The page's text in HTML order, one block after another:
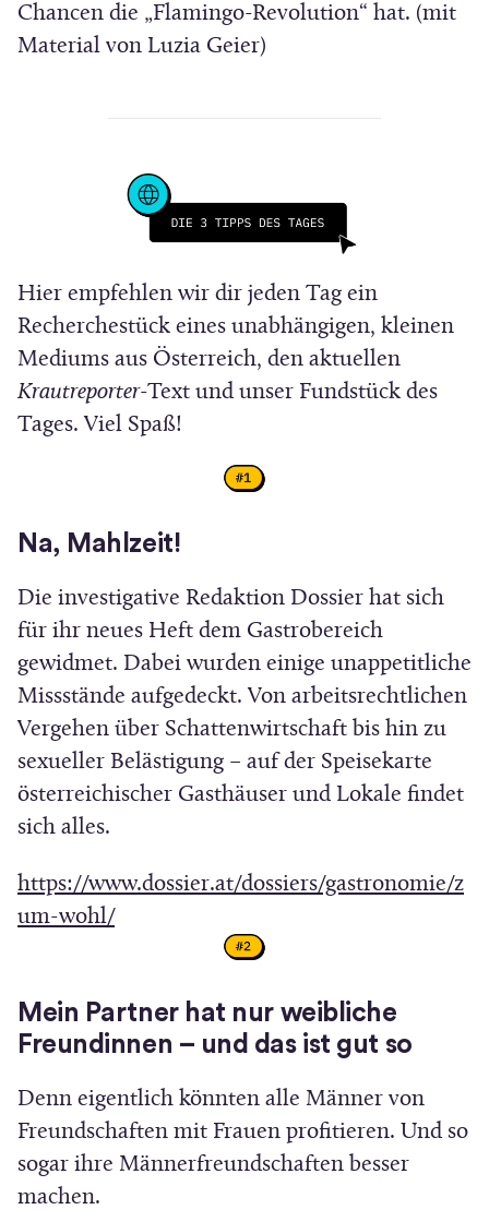
s
t
m
e
r
f
f
n
u
e
m
F
e
t
r
)
Chancen die „Flamingo-Revolution“ hat. (mit
Material von Luzia Geier)
Hier empfehlen wir dir jeden Tag ein
Recherchestück eines unabhängigen, kleinen
Mediums aus Österreich, den aktuellen
Krautreporter-Text und unser Fundstück des
Tages. Viel Spaß!
Na, Mahlzeit!
Die investigative Redaktion Dossier hat sich
für ihr neues Heft dem Gastrobereich
gewidmet. Dabei wurden einige unappetitliche
Missstände aufgedeckt. Von arbeitsrechtlichen
Vergehen über Schattenwirtschaft bis hin zu
sexueller Belästigung – auf der Speisekarte
österreichischer Gasthäuser und Lokale findet
sich alles.
https://www.dossier.at/dossiers/gastronomie/z
um-wohl/(
f
n
t
i
n
Mein Partner hat nur weibliche
Freundinnen – und das ist gut so
Denn eigentlich könnten alle Männer von
Freundschaften mit Frauen profitieren. Und so
sogar ihre Männerfreundschaften besser
machen.